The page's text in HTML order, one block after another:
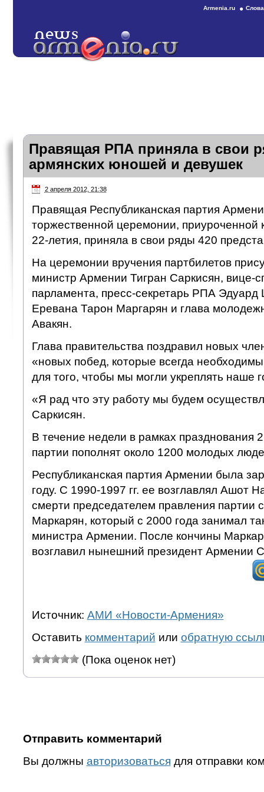
Armenia.ru
Правящая РПА приняла в свои
армянских юношей и девушек
2 апреля 2012, 21:38
Правящая Республиканская партия
торжественной церемонии, приуроченной
22-летия, приняла в свои ряды 420
На церемонии вручения партбилетов
министр Армении Тигран Саркисян, вице-
парламента, пресс-секретарь РПА
Еревана Тарон Маргарян и глава
Авакян.
Глава правительства поздравил новых
«новых побед, которые всегда
для того, чтобы мы могли укреплять наше
«Я рад что эту работу мы будем
Саркисян.
В течение недели в рамках празднования
партии пополнят около 1200 молодых
Республиканская партия Армении была
году. С 1990-1997 гг. ее возглавлял Ашот
смерти председателем правления партии
Маркарян, который с 2000 года занимал
министра Армении. После кончины
возглавил нынешний президент Армении
Источник: АМИ «Новости-Армения»
Оставить комментарий или обратную
(Пока оценок нет)
Отправить комментарий
Вы должны авторизоваться для отправки